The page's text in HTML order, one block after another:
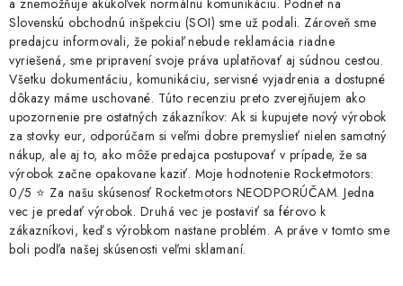
Slovenskú obchodnú inšpekciu (SOI) sme už podali. Zároveň sme
predajcu informovali, že pokiaľ nebude reklamácia riadne
vyriešená, sme pripravení svoje práva uplatňovať aj súdnou cestou.
Všetku dokumentáciu, komunikáciu, servisné vyjadrenia a dostupné
dôkazy máme uschované. Túto recenziu preto zverejňujem ako
upozornenie pre ostatných zákazníkov: Ak si kupujete nový výrobok
za stovky eur, odporúčam si veľmi dobre premyslieť nielen samotný
nákup, ale aj to, ako môže predajca postupovať v prípade, že sa
výrobok začne opakovane kaziť. Moje hodnotenie Rocketmotors:
0/5 ⭐ Za našu skúsenosť Rocketmotors NEODPORÚČAM. Jedna
vec je predať výrobok. Druhá vec je postaviť sa férovo k
zákazníkovi, keď s výrobkom nastane problém. A práve v tomto sme
boli podľa našej skúsenosti veľmi sklamaní.